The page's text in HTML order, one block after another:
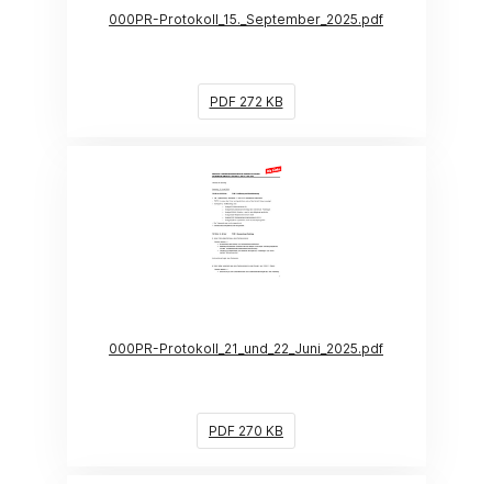
000PR-Protokoll_15._September_2025.pdf
PDF 272 KB
000PR-Protokoll_21_und_22_Juni_2025.pdf
(Link öffnet ein neues Fenster)
PDF 270 KB